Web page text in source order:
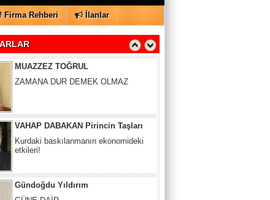
Firma Rehberi İlanlar
MUAZZEZ TOĞRUL
etkileri!